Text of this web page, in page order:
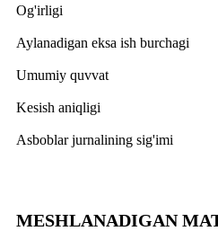
Og'irligi
Aylanadigan eksa ish burchagi
Umumiy quvvat
Kesish aniqligi
Asboblar jurnalining sig'imi
MESHLANADIGAN